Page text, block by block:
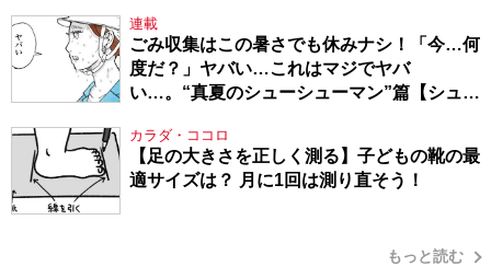
連載
ごみ収集はこの暑さでも休みナシ！「今…何
度だ？」ヤバい…これはマジでヤバ
い…。“真夏のシューシューマン”篇【シュー
カラダ・ココロ
【足の大きさを正しく測る】子どもの靴の最
適サイズは？ 月に1回は測り直そう！
もっと読む